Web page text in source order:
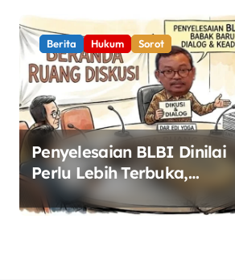
Berita Hukum Sorot
Penyelesaian BLBI Dinilai
Perlu Lebih Terbuka,
Pemerintah Diminta Buka
Ruang Dialog